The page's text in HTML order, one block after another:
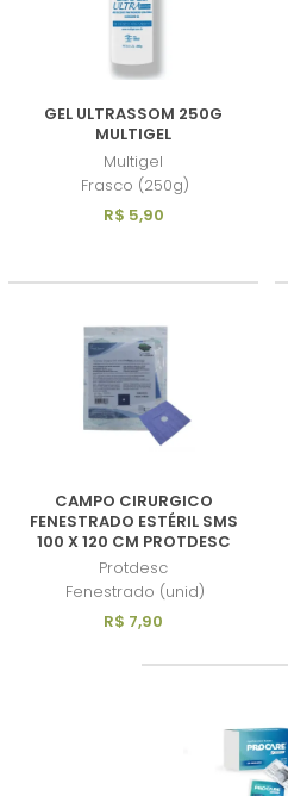
GEL ULTRASSOM 250G
MULTIGEL
Multigel
Frasco (250g)
R$ 5,90
CAMPO CIRURGICO
FENESTRADO ESTÉRIL SMS
100 X 120 CM PROTDESC
Protdesc
Fenestrado (unid)
R$ 7,90